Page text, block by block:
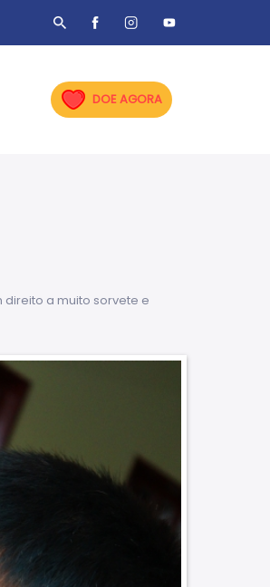
DOE AGORA
direito a muito sorvete e